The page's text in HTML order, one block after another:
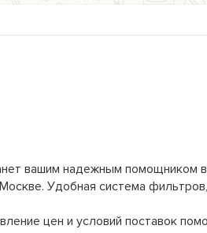
вашим надежным помощником
Удобная система фильтров,
цен и условий поставок